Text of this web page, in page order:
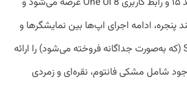
پنجره، ادامه اجرای اپ‌ها بین نمایشگرها و
سازگاری با قلم S Pen (که به‌صورت جداگانه فروخته می‌شود) را ارائه
شامل مشکی فانتوم، نقره‌ای و زمردی